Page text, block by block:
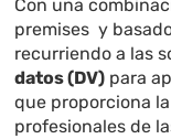
Con una
premises y
recurriendo a las
datos(DV) para
que proporciona
profesionales de